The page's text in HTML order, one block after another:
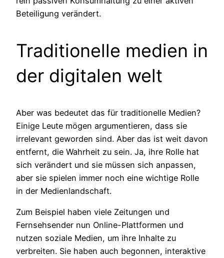
Beteiligung verändert.
Traditionelle medien in
der digitalen welt
Aber was bedeutet das für traditionelle Medien?
Einige Leute mögen argumentieren, dass sie
irrelevant geworden sind. Aber das ist weit davon
entfernt, die Wahrheit zu sein. Ja, ihre Rolle hat
sich verändert und sie müssen sich anpassen,
aber sie spielen immer noch eine wichtige Rolle
in der Medienlandschaft.
Zum Beispiel haben viele Zeitungen und
Fernsehsender nun Online-Plattformen und
nutzen soziale Medien, um ihre Inhalte zu
verbreiten. Sie haben auch begonnen, interaktive